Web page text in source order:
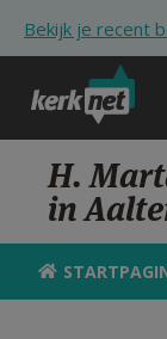
Bekijk je recent
H.
in